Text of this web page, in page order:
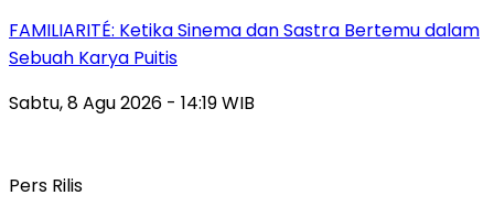
FAMILIARITÉ: Ketika Sinema dan Sastra Bertemu dalam
Sebuah Karya Puitis
Sabtu, 8 Agu 2026 - 14:19 WIB
Pers Rilis